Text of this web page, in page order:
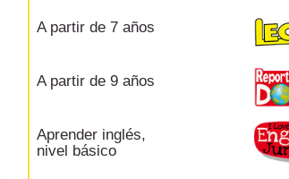
A partir de 7 años
A partir de 9 años
Aprender inglés,
nivel básico